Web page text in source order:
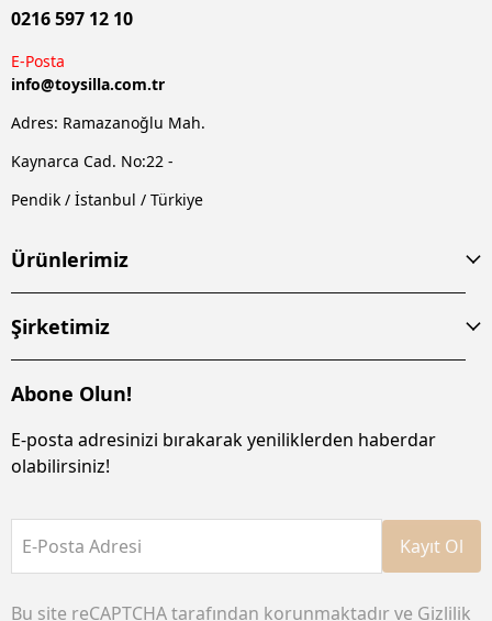
0216 597 12 10
E-Posta
info@toysilla.com.tr
Adres: Ramazanoğlu Mah.
Kaynarca Cad. No:22 -
Pendik / İstanbul / Türkiye
Ürünlerimiz
Şirketimiz
Abone Olun!
E-posta adresinizi bırakarak yeniliklerden haberdar
olabilirsiniz!
E-Posta Adresi Kayıt Ol
Bu site reCAPTCHA tarafından korunmaktadır ve Gizlilik